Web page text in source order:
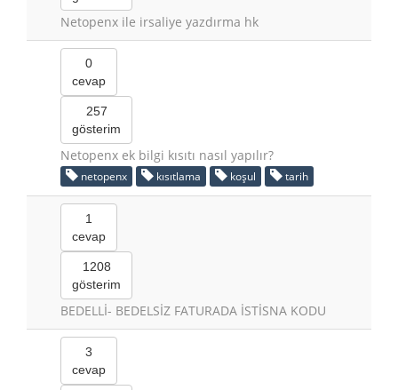
Netopenx ile irsaliye yazdırma hk
0
cevap
257
gösterim
Netopenx ek bilgi kısıtı nasıl yapılır?
netopenx kısıtlama koşul tarih
1
cevap
1208
gösterim
BEDELLİ- BEDELSİZ FATURADA İSTİSNA KODU
3
cevap